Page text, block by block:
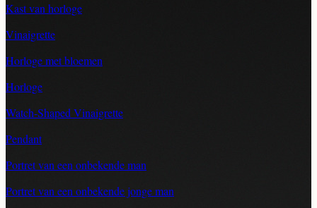
Kast van horloge
Vinaigrette
Horloge met bloemen
Horloge
Watch-Shaped Vinaigrette
Pendant
Portret van een onbekende man
Portret van een onbekende jonge man